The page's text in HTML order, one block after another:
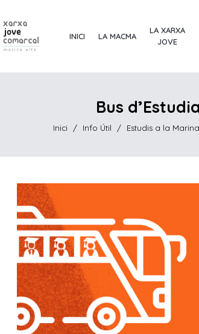
INICI LA MACMA
LA XARXA
JOVE
Bus
Inici / Info Útil / Estudis a la